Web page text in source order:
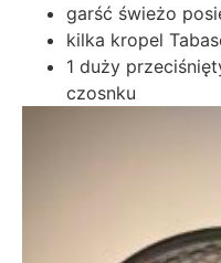
garść świeżo
kilka kropel
1 duży
czosnku